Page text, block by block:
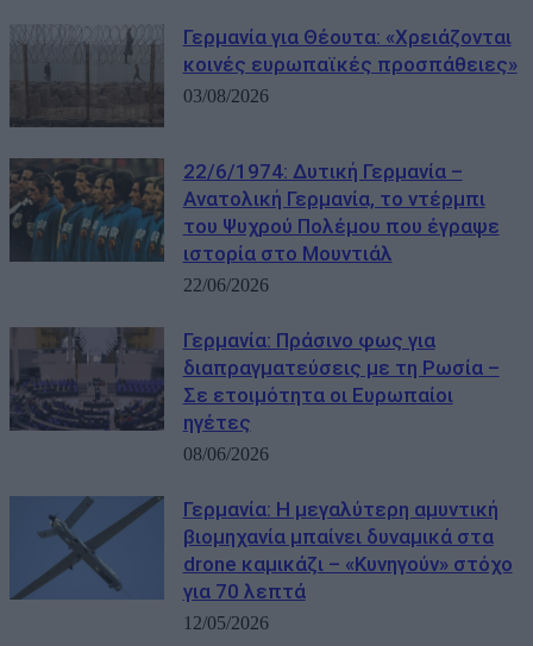
Γερμανία για Θέουτα: «Χρειάζονται
κοινές ευρωπαϊκές προσπάθειες»
03/08/2026
22/6/1974: Δυτική Γερμανία –
Ανατολική Γερμανία, το ντέρμπι
του Ψυχρού Πολέμου που έγραψε
ιστορία στο Μουντιάλ
22/06/2026
Γερμανία: Πράσινο φως για
διαπραγματεύσεις με τη Ρωσία –
Σε ετοιμότητα οι Ευρωπαίοι
ηγέτες
08/06/2026
Γερμανία: Η μεγαλύτερη αμυντική
βιομηχανία μπαίνει δυναμικά στα
drone καμικάζι – «Κυνηγούν» στόχο
για 70 λεπτά
12/05/2026